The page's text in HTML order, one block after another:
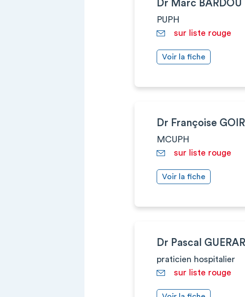
Dr Marc BARDOU
PUPH
sur liste rouge
Voir la fiche
Dr Françoise
MCUPH
sur liste rouge
Voir la fiche
Dr Pascal
praticien hospitalier
sur liste rouge